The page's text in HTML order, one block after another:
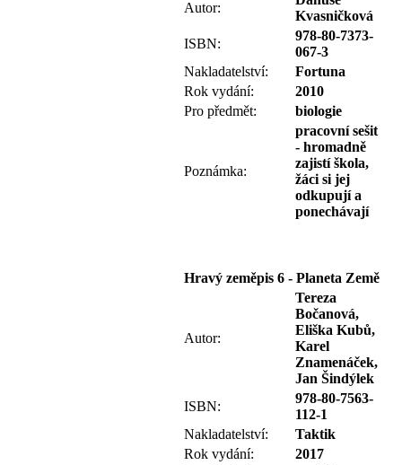
Autor:
Kvasničková
ISBN:
978-80-7373-
067-3
Nakladatelství:
Fortuna
Rok vydání:
2010
Pro předmět:
biologie
Poznámka:
pracovní sešit
- hromadně
zajistí škola,
žáci si jej
odkupují a
ponechávají
Hravý zeměpis 6 - Planeta Země
Autor:
Tereza
Bočanová,
Eliška Kubů,
Karel
Znamenáček,
Jan Šindýlek
ISBN:
978-80-7563-
112-1
Nakladatelství:
Taktik
Rok vydání:
2017